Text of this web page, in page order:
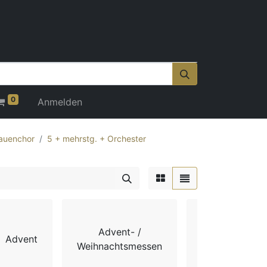
0 Anmelden
5 + mehrstg. + Orchester
Advent
Advent- /
Weihnachtsmessen